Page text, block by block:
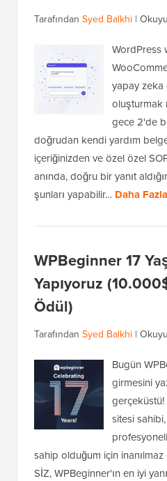
Tarafından Syed Balkhi |
WordPress
yapay zeka
oluşturmak
gece 2'de
doğrudan kendi yardım
içeriğinizden ve özel özel
anında, doğru bir yanıt
şunları yapabilir… Daha
WPBeginner 17
Yapıyoruz
Ödül)
Tarafından Syed Balkhi |
Bugün
girmesini
sitesi
sahip olduğum için
SİZ, WPBeginner'ın en iyi